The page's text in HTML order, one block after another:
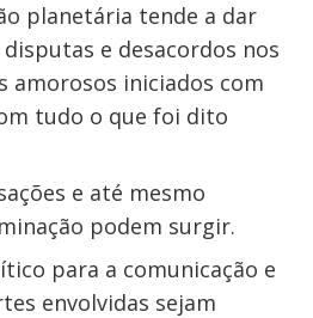
planetária tende a dar
e desacordos nos
amorosos iniciados com
tudo o que foi dito
e até mesmo
podem surgir.
para a comunicação e
envolvidas sejam